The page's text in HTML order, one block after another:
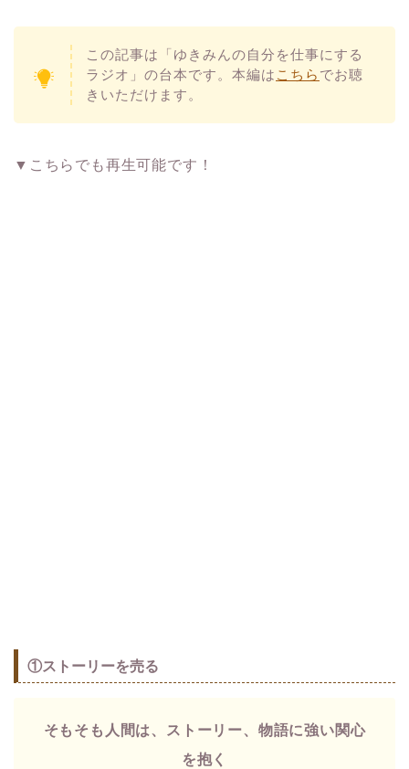
この記事は「ゆきみんの自分を仕事にする
ラジオ」の台本です。本編は こちら でお聴
きいただけます。
▼こちらでも再生可能です！
①ストーリーを売る
そもそも人間は、ストーリー、物語に強い関心
を抱く